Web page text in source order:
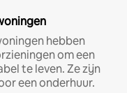
hebben
om een
te leven. Ze zijn
een onderhuur.